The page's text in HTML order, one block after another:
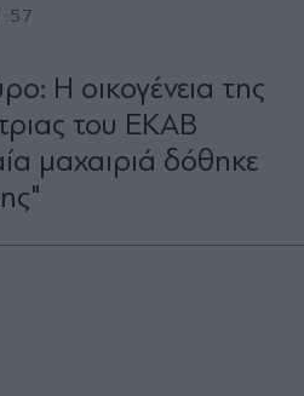
Η οικογένεια της
του ΕΚΑΒ
μαχαιριά δόθηκε